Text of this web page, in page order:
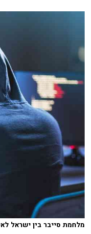
מלחמת סייבר בין ישראל